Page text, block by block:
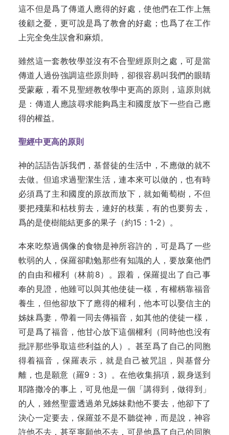
這不但是爲了傳道人應得的好處，使他們在工作上無
後顧之憂，更可說是爲了教會的好處；也爲了在工作
上完全免生誤會和麻煩。
雖然這一套教牧學並沒有不合聖經原則之處，可是當
傳道人過份強調這些原則時，卻很容易叫我們的眼睛
受蒙蔽，看不見聖經教牧學中更高的原則，這原則就
是：傳道人應該尋求能夠爲主和國度放下一些自己應
得的權益。
聖經中更高的原則
神的話語告訴我們，基督徒的生活中，不應做的就不
去做。但追求過聖潔生活，連本來可以做的，也有時
必須爲了主和國度的原故而放下，就如葡萄樹，不但
要把殘葉和枯枝剪去，連好的枝葉，有的也要剪去，
爲的是使樹能結更多的果子（約15：1-2）。
本來吃祭過偶像的食物是神所容許的，可是爲了一些
軟弱的人，保羅卻勸勉那些有知識的人，要放棄他們
的自由和權利（林前8）。跟着，保羅提出了自己事
奉的見證，他雖可以與其他使徒一樣，有權柄靠福音
養生，但他卻放下了應得的權利，他本可以娶信主的
姊妹爲妻，帶着一同去傳福音，如其他的使徒一樣，
可是爲了福音，他甘心放下這個權利（同時他也没有
批評那些爭取這些利益的人）。甚至爲了自己的同胞
得着福音，保羅表示，就是自己被咒詛，與基督分
離，也是願意（羅9：3）。在他收集捐項，親身送到
耶路撒冷的事上，可見他是一個「講得到，做得到」
的人，雖然聖靈透過弟兄姊妹勸他不要去，他卻下了
決心一定要去，保羅並不是不聽從神，而是說，神容
許他不去，甚至寧願他不去，可是他爲了自己的同胞